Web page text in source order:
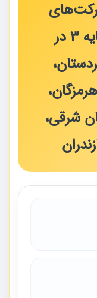
مهندسین مشاور در پایه 3 در
شرقی،